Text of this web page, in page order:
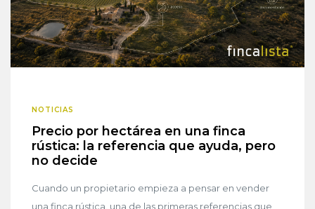
NOTICIAS
Precio por hectárea en una finca
rústica: la referencia que ayuda, pero
no decide
Cuando un propietario empieza a pensar en vender
una finca rústica, una de las primeras referencias que